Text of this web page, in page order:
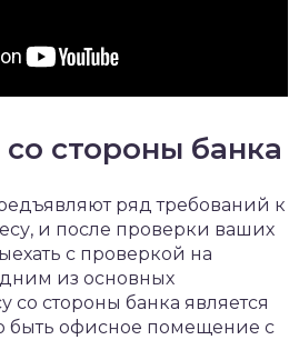
стороны банка
ряд требований к
и после проверки ваших
с проверкой на
из основных
со стороны банка является
быть офисное помещение с